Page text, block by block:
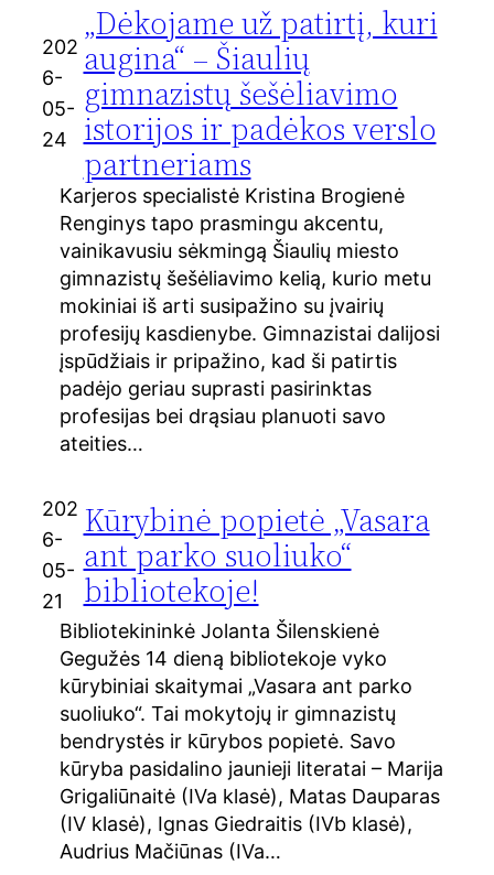
202
6-
05-
24
„Dėkojame už patirtį, kuri
augina“ – Šiaulių
gimnazistų šešėliavimo
istorijos ir padėkos verslo
partneriams
Karjeros specialistė Kristina Brogienė
Renginys tapo prasmingu akcentu,
vainikavusiu sėkmingą Šiaulių miesto
gimnazistų šešėliavimo kelią, kurio metu
mokiniai iš arti susipažino su įvairių
profesijų kasdienybe. Gimnazistai dalijosi
įspūdžiais ir pripažino, kad ši patirtis
padėjo geriau suprasti pasirinktas
profesijas bei drąsiau planuoti savo
ateities…
202
6-
05-
21
Kūrybinė popietė „Vasara
ant parko suoliuko“
bibliotekoje!
Bibliotekininkė Jolanta Šilenskienė
Gegužės 14 dieną bibliotekoje vyko
kūrybiniai skaitymai „Vasara ant parko
suoliuko“. Tai mokytojų ir gimnazistų
bendrystės ir kūrybos popietė. Savo
kūryba pasidalino jaunieji literatai – Marija
Grigaliūnaitė (IVa klasė), Matas Dauparas
(IV klasė), Ignas Giedraitis (IVb klasė),
Audrius Mačiūnas (IVa…